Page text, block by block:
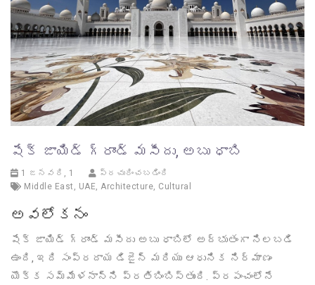
షేక్ జాయిడ్ గ్రాండ్ మసీదు, అబు ధాబి
1 జనవరి, 1
ప్రచురించబడింది
Middle East , UAE, Architecture, Cultural
అవలోకనం
షేక్ జాయిడ్ గ్రాండ్ మసీదు అబు ధాబిలో అద్భుతంగా నిలబడి
ఉంది, ఇది సంప్రదాయ డిజైన్ మరియు ఆధునిక నిర్మాణం
యొక్క సమ్మేళనాన్ని ప్రతిబింబిస్తుంది. ప్రపంచంలోనే